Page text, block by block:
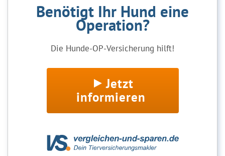
Benötigt Ihr Hund eine
Operation?
Die Hunde-OP-Versicherung hilft!
Jetzt
informieren